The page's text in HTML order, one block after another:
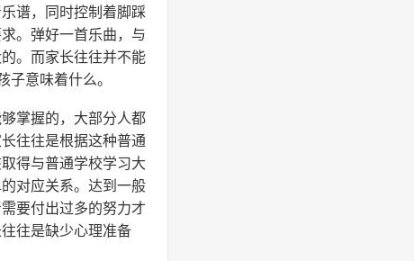
谱，同时控制着脚踩
。弹好一首乐曲，与
。而家长往往并不能
意味着什么。
掌握的，大部分人都
往往是根据这种普通
得与普通学校学习大
对应关系。达到一般
要付出过多的努力才
往是缺少心理准备